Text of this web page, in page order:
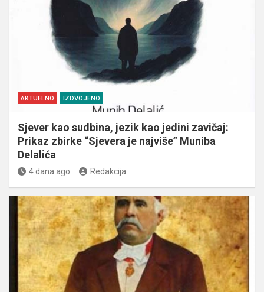
AKTUELNO IZDVOJENO
Sjever kao sudbina, jezik kao jedini zavičaj:
Prikaz zbirke “Sjevera je najviše” Muniba
Delalića
4 dana ago Redakcija